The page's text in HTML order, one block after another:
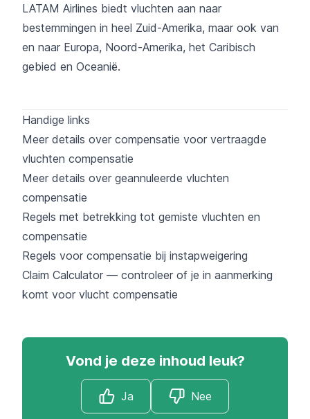
LATAM Airlines biedt vluchten aan naar
bestemmingen in heel Zuid-Amerika, maar ook van
en naar Europa, Noord-Amerika, het Caribisch
gebied en Oceanië.
Handige links
Meer details over compensatie voor vertraagde
vluchten compensatie
Meer details over geannuleerde vluchten
compensatie
Regels met betrekking tot gemiste vluchten en
compensatie
Regels voor compensatie bij instapweigering
Claim Calculator — controleer of je in aanmerking
komt voor vlucht compensatie
Vond je deze inhoud leuk?
Ja Nee